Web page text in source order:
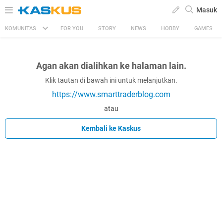
Masuk
KOMUNITAS FOR YOU STORY NEWS HOBBY GAMES
Agan akan dialihkan ke halaman lain.
Klik tautan di bawah ini untuk melanjutkan.
https://www.smarttraderblog.com
atau
Kembali ke Kaskus